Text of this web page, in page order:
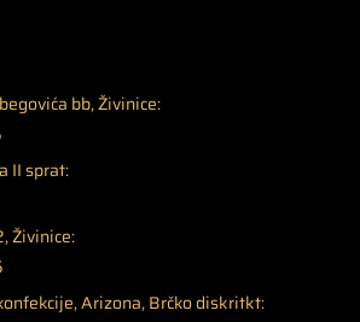
bb, Živinice:
II sprat:
Živinice:
Arizona, Brčko diskritkt: